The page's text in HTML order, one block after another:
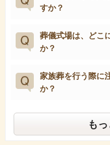
すか？
葬儀式場は、どこ
か？
家族葬を行う際に
か？
も